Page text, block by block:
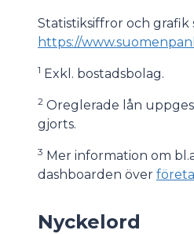
Statistiksiffror och
https://
1 Exkl. bostadsbolag.
2 Oreglerade lån
gjorts.
3 Mer information om
dashboarden över
Nyckelord